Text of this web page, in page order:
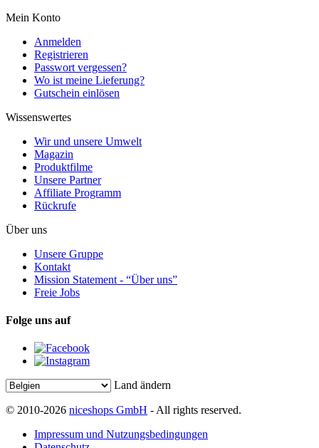
Mein Konto
Anmelden
Registrieren
Passwort vergessen?
Wo ist meine Lieferung?
Gutschein einlösen
Wissenswertes
Wir und unsere Umwelt
Magazin
Produktfilme
Unsere Partner
Affiliate Programm
Rückrufe
Über uns
Unsere Gruppe
Kontakt
Mission Statement - “Über uns”
Freie Jobs
Folge uns auf
Land ändern
© 2010-2026 niceshops GmbH - All rights reserved.
Impressum und Nutzungsbedingungen